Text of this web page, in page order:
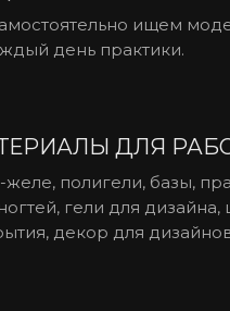
ДЛЯ
ищем
день практики.
желе, полигели, базы,
гели для
декор для